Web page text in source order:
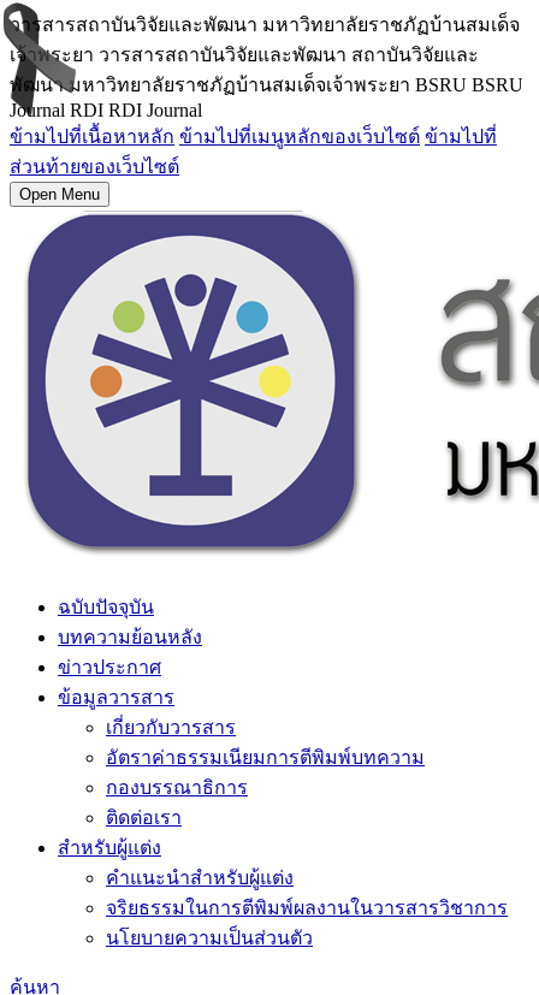
วารสารสถาบันวิจัยและพัฒนา มหาวิทยาลัยราชภัฏบ้านสมเด็จ
เจ้าพระยา วารสารสถาบันวิจัยและพัฒนา สถาบันวิจัยและ
พัฒนา มหาวิทยาลัยราชภัฏบ้านสมเด็จเจ้าพระยา BSRU BSRU
Journal RDI RDI Journal
ข้ามไปที่เนื้อหาหลัก ข้ามไปที่เมนูหลักของเว็บไซต์ ข้ามไปที่
ส่วนท้ายของเว็บไซต์
Open Menu
ฉบับปัจจุบัน
บทความย้อนหลัง
ข่าวประกาศ
ข้อมูลวารสาร
เกี่ยวกับวารสาร
อัตราค่าธรรมเนียมการตีพิมพ์บทความ
กองบรรณาธิการ
ติดต่อเรา
สำหรับผู้แต่ง
คำแนะนำสำหรับผู้แต่ง
จริยธรรมในการตีพิมพ์ผลงานในวารสารวิชาการ
นโยบายความเป็นส่วนตัว
ค้นหา